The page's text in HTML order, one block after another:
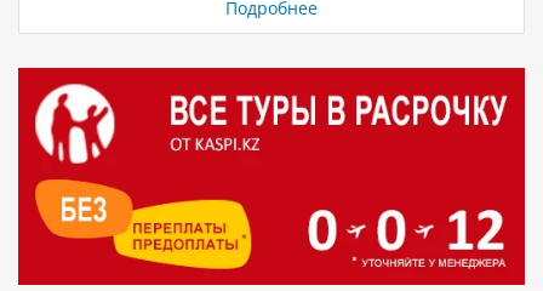
запоминающимся, но и экономичным. Путешествуйте
Алматы, Астана, Атырау, Караганда, Шымкент,
Актобе, Актау Египет горящие туры из Алматы,
Астана, Костанай, Актобе, Петропавловск, Уральск
Вьетнам горящие туры из Алматы, Астана, Тараз
Таиланд горящие туры из Алматы, Астана, Атырау,
Костанай, Актау, Актобе ОАЭ…
Подробнее